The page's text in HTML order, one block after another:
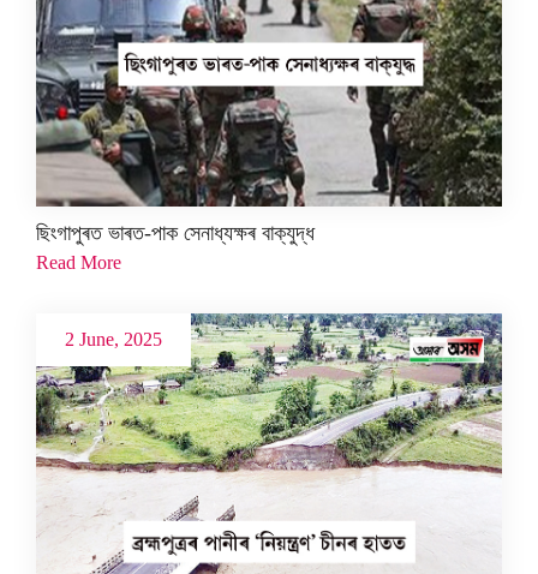
ছিংগাপুৰত ভাৰত-পাক সেনাধ্যক্ষৰ বাক্‌যুদ্ধ
Read More
2 June, 2025